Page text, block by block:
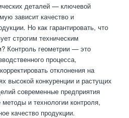
деталей — ключевой
зависит качество и
Но как гарантировать, что
строгим техническим
Контроль геометрии — это
процесса,
отклонения на
высокой конкуренции и растущих
современные предприятия
и технологии контроля,
качество продукции.